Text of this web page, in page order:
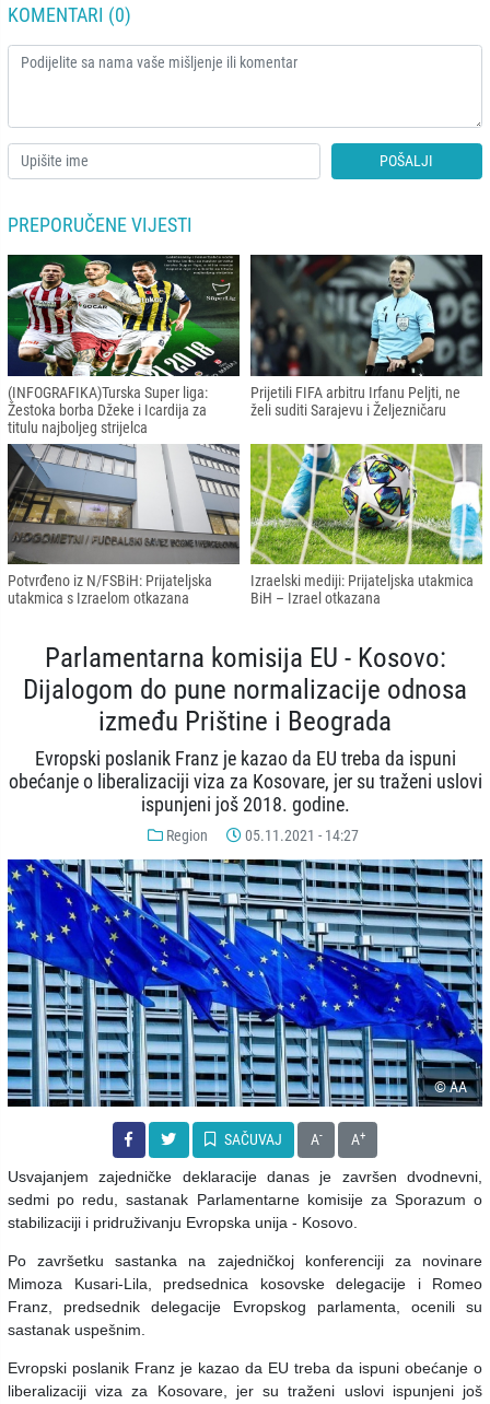
KOMENTARI (0)
POŠALJI
PREPORUČENE VIJESTI
(INFOGRAFIKA)Turska Super liga:
Žestoka borba Džeke i Icardija za
titulu najboljeg strijelca
Prijetili FIFA arbitru Irfanu Peljti, ne
želi suditi Sarajevu i Željezničaru
Potvrđeno iz N/FSBiH: Prijateljska
utakmica s Izraelom otkazana
Izraelski mediji: Prijateljska utakmica
BiH – Izrael otkazana
Parlamentarna komisija EU - Kosovo:
Dijalogom do pune normalizacije odnosa
između Prištine i Beograda
Evropski poslanik Franz je kazao da EU treba da ispuni
obećanje o liberalizaciji viza za Kosovare, jer su traženi uslovi
ispunjeni još 2018. godine.
Region 05.11.2021 - 14:27
© AA
SAČUVAJ A- A+
Usvajanjem zajedničke deklaracije danas je završen dvodnevni,
sedmi po redu, sastanak Parlamentarne komisije za Sporazum o
stabilizaciji i pridruživanju Evropska unija - Kosovo.
Po završetku sastanka na zajedničkoj konferenciji za novinare
Mimoza Kusari-Lila, predsednica kosovske delegacije i Romeo
Franz, predsednik delegacije Evropskog parlamenta, ocenili su
sastanak uspešnim.
Evropski poslanik Franz je kazao da EU treba da ispuni obećanje o
liberalizaciji viza za Kosovare, jer su traženi uslovi ispunjeni još